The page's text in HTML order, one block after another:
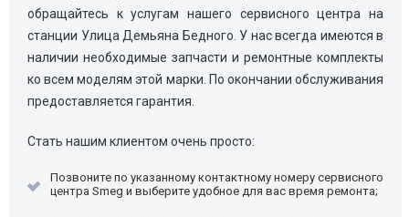
обращайтесь к услугам нашего сервисного центра на
станции Улица Демьяна Бедного. У нас всегда имеются в
наличии необходимые запчасти и ремонтные комплекты
ко всем моделям этой марки. По окончании обслуживания
предоставляется гарантия.
Стать нашим клиентом очень просто:
Позвоните по указанному контактному номеру сервисного
центра Smeg и выберите удобное для вас время ремонта;